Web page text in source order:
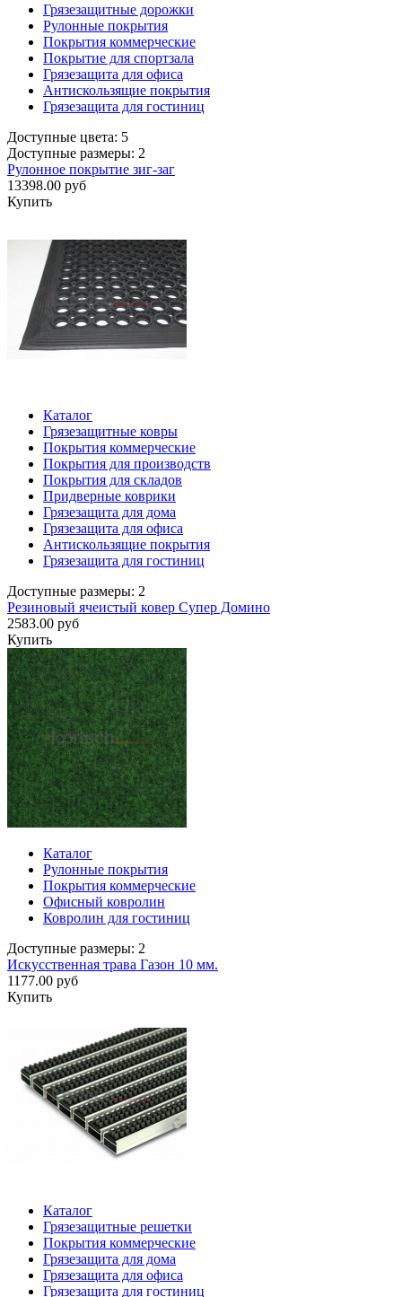
Грязезащитные дорожки
Рулонные покрытия
Покрытия коммерческие
Покрытие для спортзала
Грязезащита для офиса
Антискользящие покрытия
Грязезащита для гостиниц
Доступные цвета: 5
Доступные размеры: 2
Рулонное покрытие зиг-заг
13398.00 руб
Купить
Каталог
Грязезащитные ковры
Покрытия коммерческие
Покрытия для производств
Покрытия для складов
Придверные коврики
Грязезащита для дома
Грязезащита для офиса
Антискользящие покрытия
Грязезащита для гостиниц
Доступные размеры: 2
Резиновый ячеистый ковер Супер Домино
2583.00 руб
Купить
Каталог
Рулонные покрытия
Покрытия коммерческие
Офисный ковролин
Ковролин для гостиниц
Доступные размеры: 2
Искусственная трава Газон 10 мм.
1177.00 руб
Купить
Каталог
Грязезащитные решетки
Покрытия коммерческие
Грязезащита для дома
Грязезащита для офиса
Грязезащита для гостиниц